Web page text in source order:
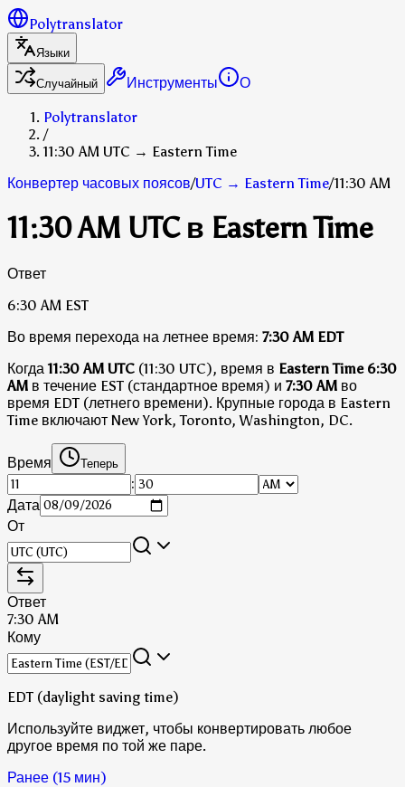
Polytranslator
Языки
Случайный
Инструменты
О
Polytranslator
/
11:30 AM UTC → Eastern Time
Конвертер часовых поясов/UTC → Eastern Time/11:30 AM
11:30 AM UTC в Eastern Time
Ответ
6:30 AM EST
Во время перехода на летнее время: 7:30 AM EDT
Когда11:30 AM UTC (11:30 UTC), время в Eastern Time 6:30
AM в течение EST (стандартное время) и 7:30 AM во
время EDT (летнего времени). Крупные города в Eastern
Time включают New York, Toronto, Washington, DC.
Время Теперь
:
Дата
От
Ответ
7:30 AM
Кому
EDT (daylight saving time)
Используйте виджет, чтобы конвертировать любое
другое время по той же паре.
Ранее (15 мин)